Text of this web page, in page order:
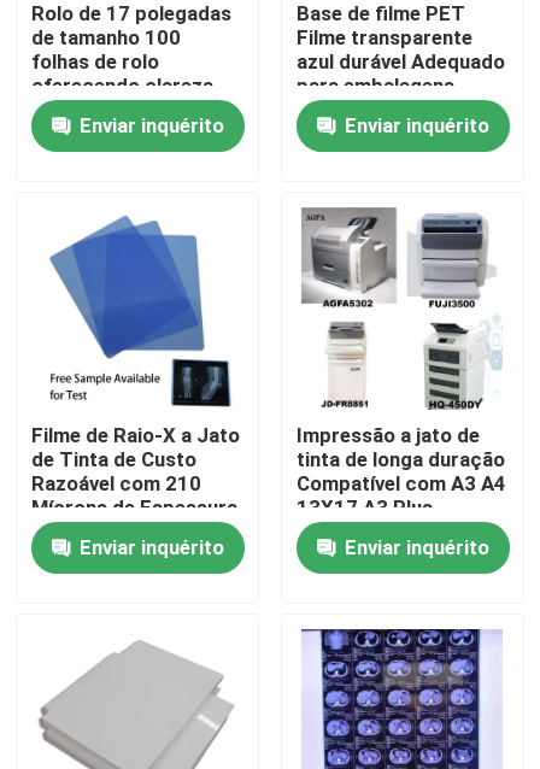
Casa
Produtos
Quem Somos
Fábrica
Controle de Qualidade
Fale Conosco
notícias
X médico Ray Film
Inkjet X Ray Film
Rolo de 17 polegadas
de tamanho 100
folhas de rolo
oferecendo clareza
superior e detalhe
para imagens
radiográficas
Enviar inquérito
Base de filme PET
Filme transparente
azul durável Adequado
para embalagens
industriais e
aplicações de
impressão Com um
Enviar inquérito
Filme de Raio-X a Jato
de Tinta de Custo
Razoável com 210
Mícrons de Espessura
de Filme Azul Ideal
para Radiografia
Médica e Industrial
Enviar inquérito
Impressão a jato de
tinta de longa duração
Compatível com A3 A4
13X17 A3 Plus
Dimensões de papel
oferecendo
durabilidade de
Enviar inquérito